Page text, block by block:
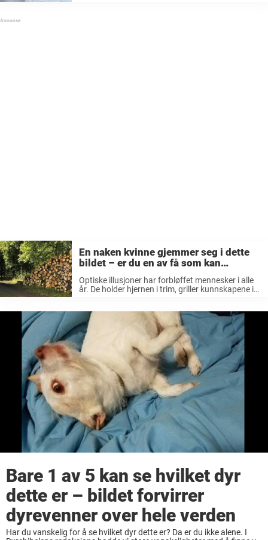
En naken kvinne gjemmer seg i dette
bildet – er du en av få som kan
oppdage henne?
Optiske illusjoner har forbløffet mennesker i alle
år. De holder hjernen i trim, griller kunnskapene i
mengder av ulike varianter. Ikke ...
Bare 1 av 5 kan se hvilket dyr
dette er – bildet forvirrer
dyrevenner over hele verden
Har du vanskelig for å se hvilket dyr dette er? Da er du ikke alene. I